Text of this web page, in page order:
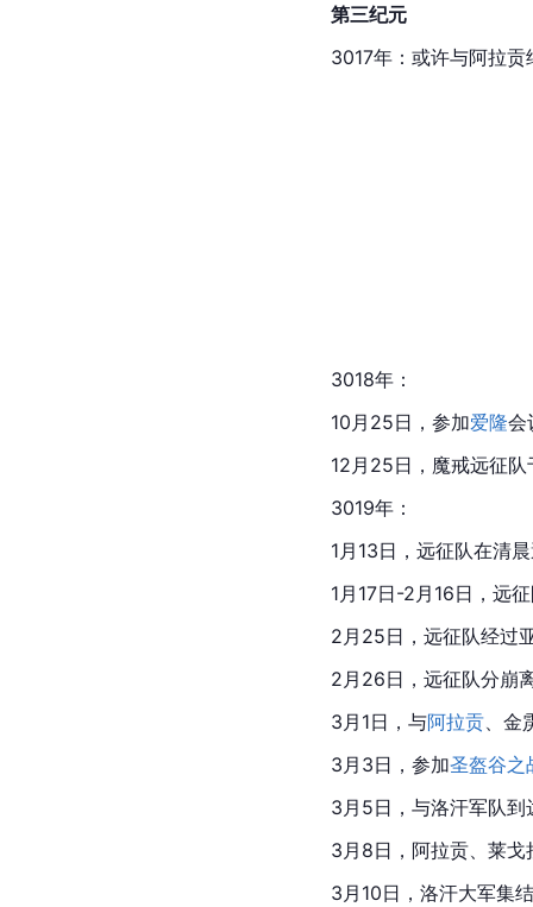
第三纪元
3017年：或许与阿拉贡
3018年：
10月25日，参加爱隆会
12月25日，魔戒远征队
3019年：
1月13日，远征队在清
1月17日-2月16日，远
2月25日，远征队经过
2月26日，远征队分崩
3月1日，与阿拉贡、 金
3月3日，参加圣盔谷之
3月5日，与洛汗军队到
3月8日， 阿拉贡、莱戈
3月10日，洛汗大军集